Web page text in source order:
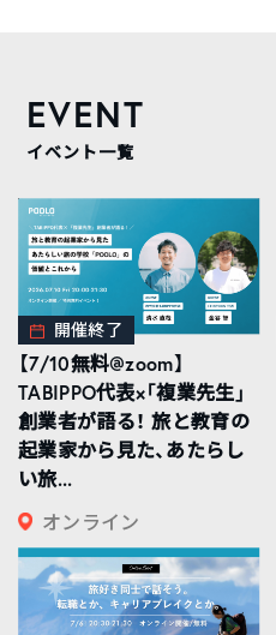
EVENT
イベント一覧
開催終了
【7/10無料@zoom】
TABIPPO代表×「複業先生」
創業者が語る！ 旅と教育の
起業家から見た、あたらし
い旅...
オンライン